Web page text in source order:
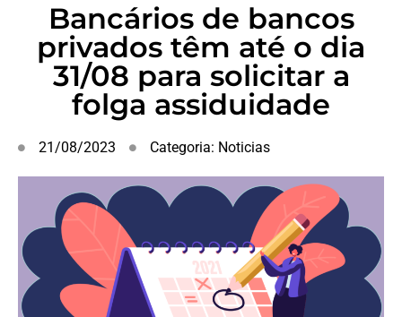
Bancários de bancos
privados têm até o dia
31/08 para solicitar a
folga assiduidade
21/08/2023 Categoria: Noticias